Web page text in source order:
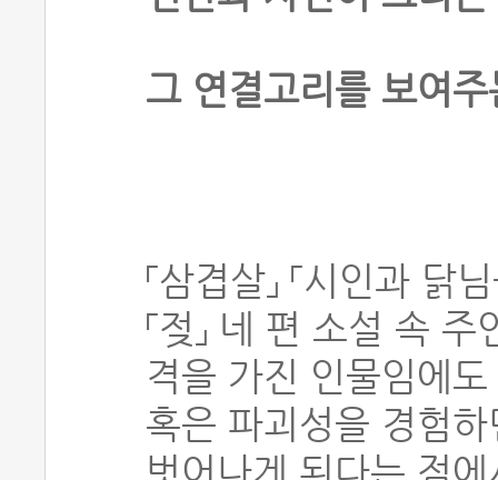
그 연결고리를 보여
「삼겹살」 「시인과 닭
「젖」 네 편 소설 속
격을 가진 인물임에
혹은 파괴성을 경험